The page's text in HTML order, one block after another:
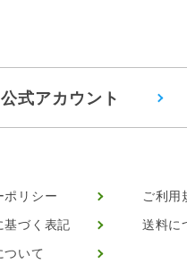
公式アカウント
ポリシー
基づく表記
ついて
ご利用
送料に